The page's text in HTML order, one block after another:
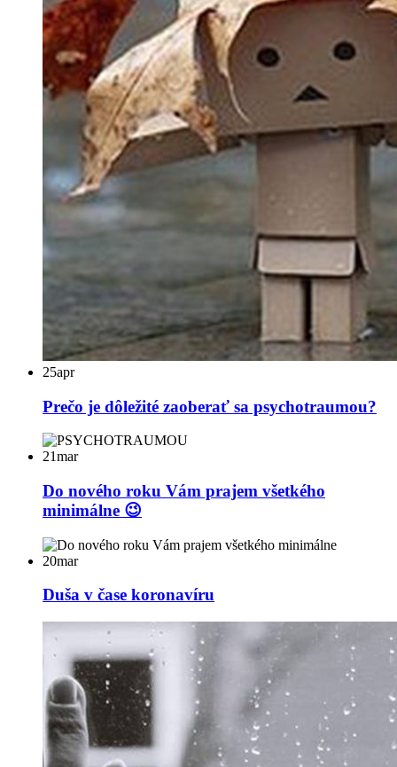
25apr
Prečo je dôležité zaoberať sa psychotraumou?
21mar
Do nového roku Vám prajem všetkého
minimálne 😉
20mar
Duša v čase koronavíru